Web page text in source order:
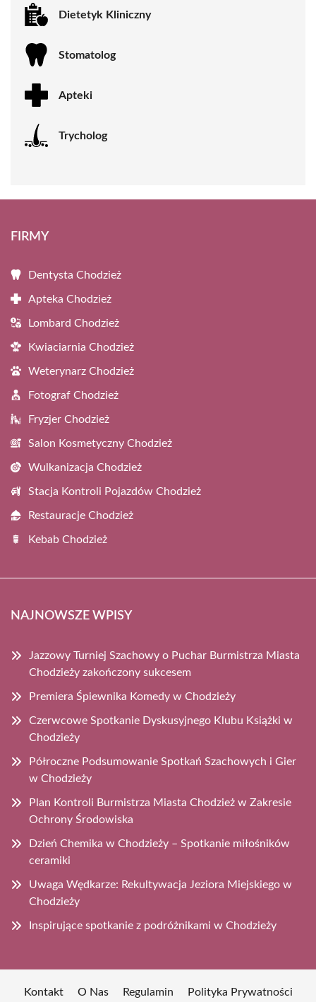
Dietetyk Kliniczny
Stomatolog
Apteki
Trycholog
FIRMY
Dentysta Chodzież
Apteka Chodzież
Lombard Chodzież
Kwiaciarnia Chodzież
Weterynarz Chodzież
Fotograf Chodzież
Fryzjer Chodzież
Salon Kosmetyczny Chodzież
Wulkanizacja Chodzież
Stacja Kontroli Pojazdów Chodzież
Restauracje Chodzież
Kebab Chodzież
NAJNOWSZE WPISY
Jazzowy Turniej Szachowy o Puchar Burmistrza Miasta
Chodzieży zakończony sukcesem
Premiera Śpiewnika Komedy w Chodzieży
Czerwcowe Spotkanie Dyskusyjnego Klubu Książki w
Chodzieży
Półroczne Podsumowanie Spotkań Szachowych i Gier
w Chodzieży
Plan Kontroli Burmistrza Miasta Chodzież w Zakresie
Ochrony Środowiska
Dzień Chemika w Chodzieży – Spotkanie miłośników
ceramiki
Uwaga Wędkarze: Rekultywacja Jeziora Miejskiego w
Chodzieży
Inspirujące spotkanie z podróżnikami w Chodzieży
Kontakt O Nas Regulamin Polityka Prywatności